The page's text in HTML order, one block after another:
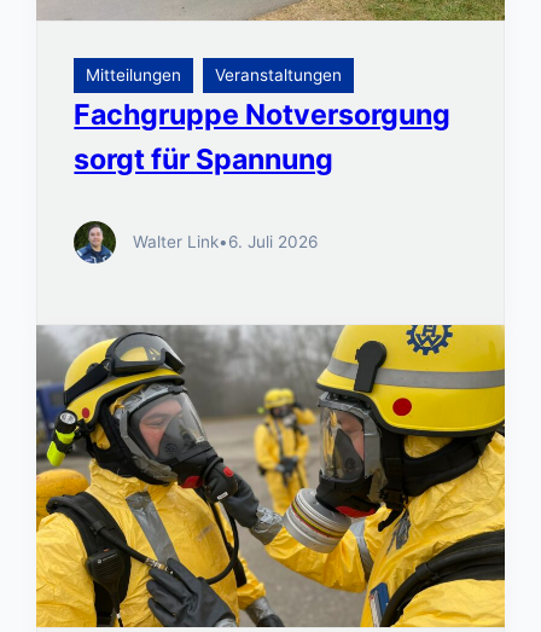
Mitteilungen Veranstaltungen
Fachgruppe Notversorgung
sorgt für Spannung
Walter Link•6. Juli 2026